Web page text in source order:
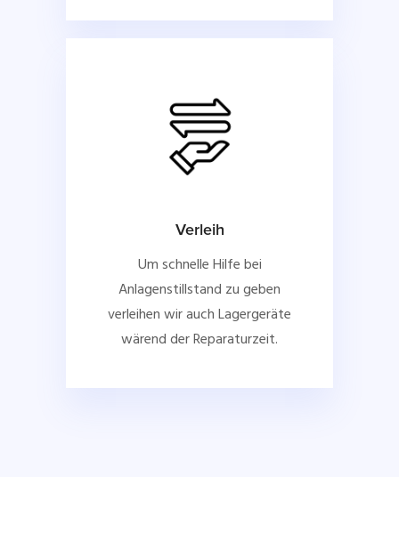
Verleih
Um schnelle Hilfe bei
Anlagenstillstand zu geben
verleihen wir auch Lagergeräte
wärend der Reparaturzeit.